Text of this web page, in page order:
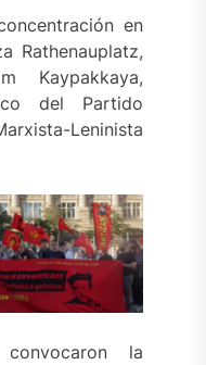
en
Rathenauplatz,
Kaypakkaya,
del Partido
Leninista
la